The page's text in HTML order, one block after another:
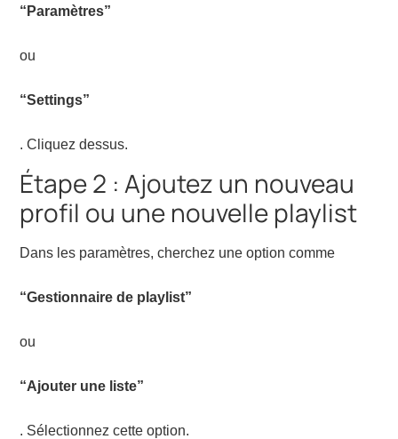
“Paramètres”
ou
“Settings”
. Cliquez dessus.
Étape 2 : Ajoutez un nouveau
profil ou une nouvelle playlist
Dans les paramètres, cherchez une option comme
“Gestionnaire de playlist”
ou
“Ajouter une liste”
. Sélectionnez cette option.